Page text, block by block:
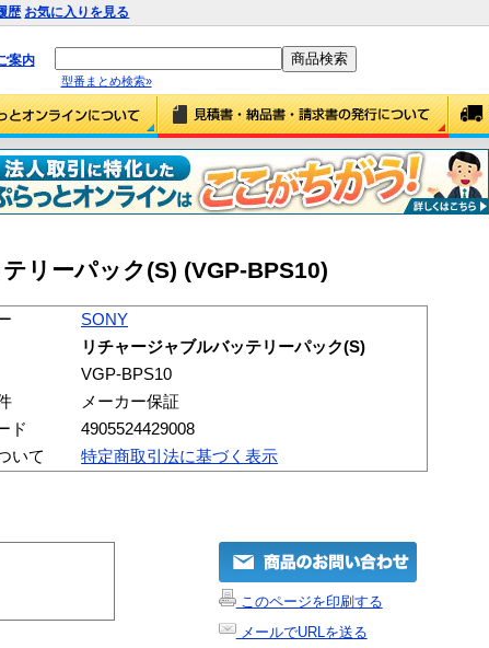
歴 お気に入りを見る
案内
型番まとめ検索»
リーパック(S) (VGP-BPS10)
SONY
リチャージャブルバッテリーパック(S)
VGP-BPS10
メーカー保証
ド
4905524429008
いて
特定商取引法に基づく表示
このページを印刷する
メールでURLを送る